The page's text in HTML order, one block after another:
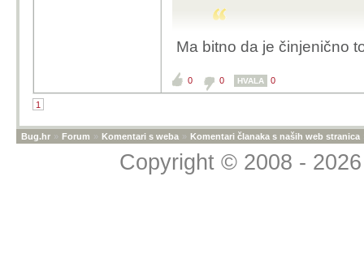
Source : Waymo
Ma bitno da je činjenično
0 0 HVALA 0
1
Bug.hr » Forum » Komentari s weba » Komentari članaka s naših web stranica
Copyright © 2008 -